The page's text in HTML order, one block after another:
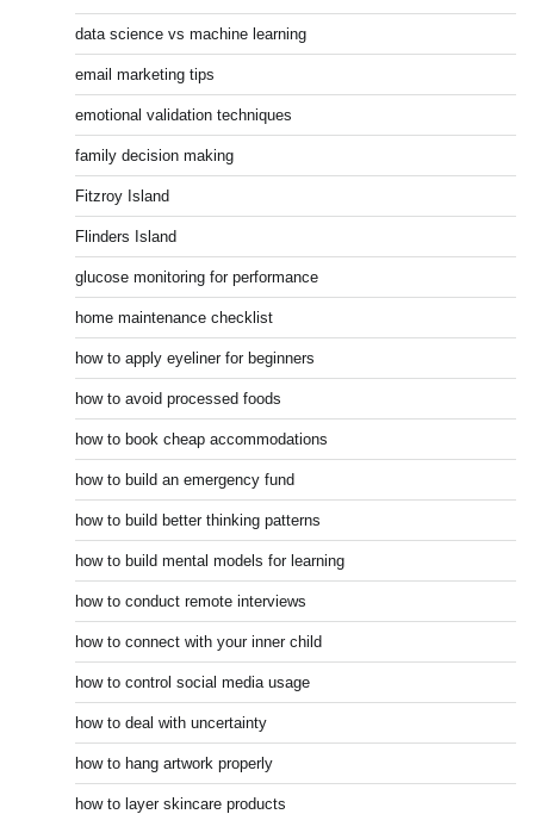
data science vs machine learning
email marketing tips
emotional validation techniques
family decision making
Fitzroy Island
Flinders Island
glucose monitoring for performance
home maintenance checklist
how to apply eyeliner for beginners
how to avoid processed foods
how to book cheap accommodations
how to build an emergency fund
how to build better thinking patterns
how to build mental models for learning
how to conduct remote interviews
how to connect with your inner child
how to control social media usage
how to deal with uncertainty
how to hang artwork properly
how to layer skincare products